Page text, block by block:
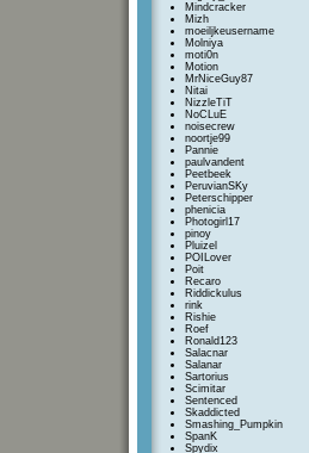
Mindcracker
Mizh
moeiljkeusername
Molniya
moti0n
Motion
MrNiceGuy87
Nitai
NizzleTiT
NoCLuE
noisecrew
noortje99
Pannie
paulvandent
Peetbeek
PeruvianSKy
Peterschipper
phenicia
Photogirl17
pinoy
Pluizel
POILover
Poit
Recaro
Riddickulus
rink
Rishie
Roef
Ronald123
Salacnar
Salanar
Sartorius
Scimitar
Sentenced
Skaddicted
Smashing_Pumpkin
SpanK
Spydix